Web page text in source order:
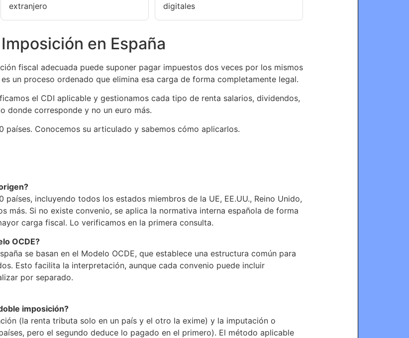
extranjero
digitales
en España
fiscal adecuada puede suponer pagar impuestos dos veces por los mismos
un proceso ordenado que elimina esa carga de forma completamente legal.
el CDI aplicable y gestionamos cada tipo de renta salarios, dividendos,
donde corresponde y no un euro más.
países. Conocemos su articulado y sabemos cómo aplicarlos.
países, incluyendo todos los estados miembros de la UE, EE.UU., Reino Unido,
más. Si no existe convenio, se aplica la normativa interna española de forma
carga fiscal. Lo verificamos en la primera consulta.
OCDE?
se basan en el Modelo OCDE, que establece una estructura común para
Esto facilita la interpretación, aunque cada convenio puede incluir
por separado.
imposición?
(la renta tributa solo en un país y el otro la exime) y la imputación o
pero el segundo deduce lo pagado en el primero). El método aplicable